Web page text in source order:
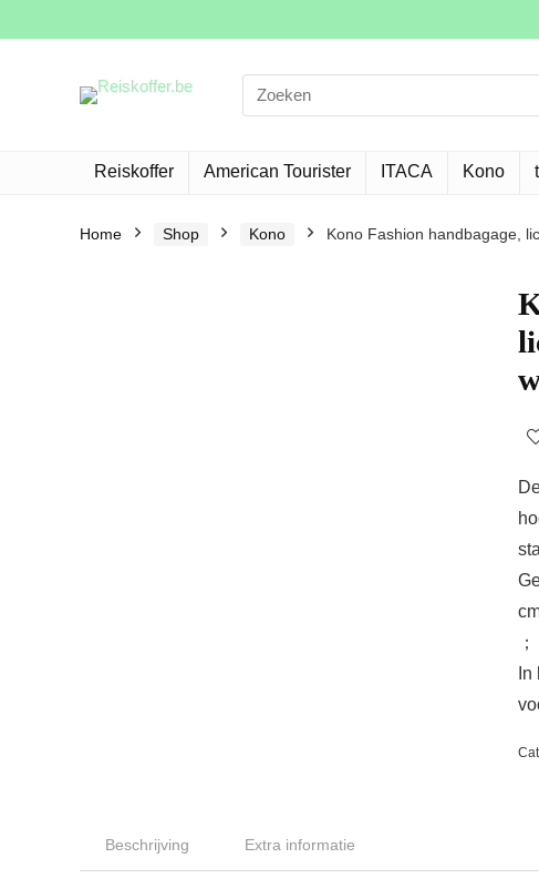
Search
for:
Reiskoffer American Tourister ITACA Kono
Home Shop Kono Kono Fashion handbagage,
Beschrijving Extra informatie